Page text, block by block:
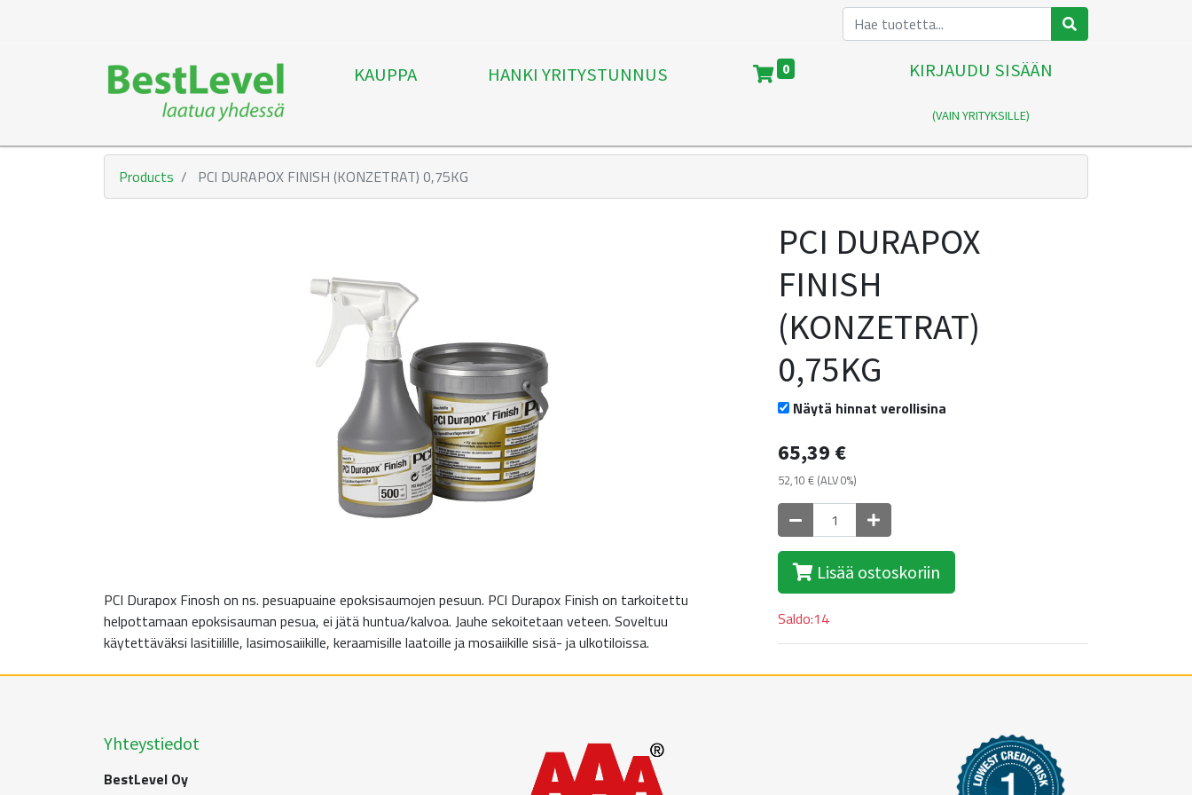
KAUPPA HANKI YRITYSTUNNUS 0 KIRJAUDU SISÄÄN
(VAIN YRITYKSILLE)
Products PCI DURAPOX FINISH (KONZETRAT) 0,75KG
PCI Durapox Finosh on ns. pesuapuaine epoksisaumojen pesuun. PCI Durapox Finish on tarkoitettu
helpottamaan epoksisauman pesua, ei jätä huntua/kalvoa. Jauhe sekoitetaan veteen. Soveltuu
käytettäväksi lasitiilille, lasimosaiikille, keraamisille laatoille ja mosaiikille sisä- ja ulkotiloissa.
PCI DURAPOX
FINISH
(KONZETRAT)
0,75KG
Näytä hinnat verollisina
65,39 €
52,10 € (ALV 0%)
Lisää ostoskoriin
Saldo:14
Yhteystiedot
BestLevel Oy